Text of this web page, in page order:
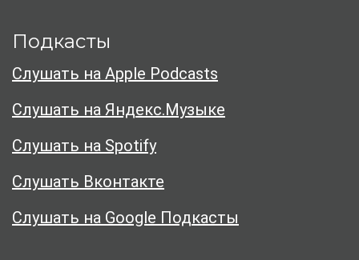
Подкасты
Слушать на Apple Podcasts
Слушать на Яндекс.Музыке
Слушать на Spotify
Слушать Вконтакте
Слушать на Google Подкасты